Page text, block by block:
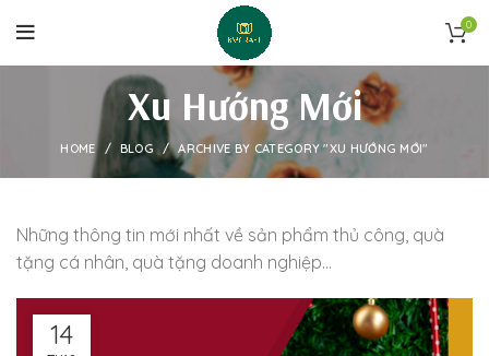
0
Xu Hướng Mới
HOME BLOG ARCHIVE BY CATEGORY "XU HƯỚNG MỚI"
Những thông tin mới nhất về sản phẩm thủ công, quà
tặng cá nhân, quà tặng doanh nghiệp…
14